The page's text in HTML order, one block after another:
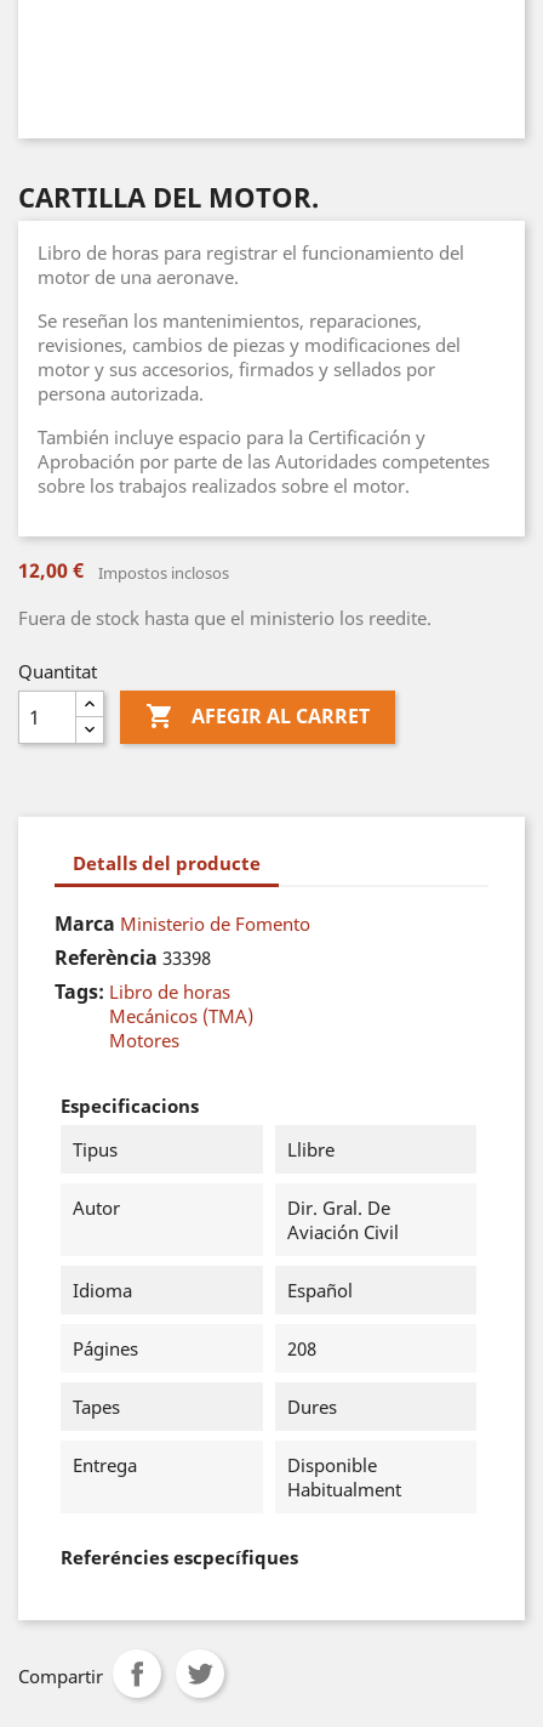
CARTILLA DEL MOTOR.
Libro de horas para registrar el funcionamiento del
motor de una aeronave.
Se reseñan los mantenimientos, reparaciones,
revisiones, cambios de piezas y modificaciones del
motor y sus accesorios, firmados y sellados por
persona autorizada.
También incluye espacio para la Certificación y
Aprobación por parte de las Autoridades competentes
sobre los trabajos realizados sobre el motor.
12,00 € Impostos inclosos
Fuera de stock hasta que el ministerio los reedite.
Quantitat
 AFEGIR AL CARRET
Detalls del producte
Marca Ministerio de Fomento
Referència 33398
Tags: Libro de horas
Mecánicos (TMA)
Motores
Especificacions
Tipus
Llibre
Autor
Dir. Gral. De
Aviación Civil
Idioma Español
Págines 208
Tapes Dures
Entrega
Disponible
Habitualment
Referéncies escpecífiques
Compartir